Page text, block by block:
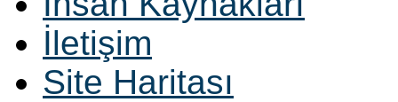
İletişim
Site Haritası